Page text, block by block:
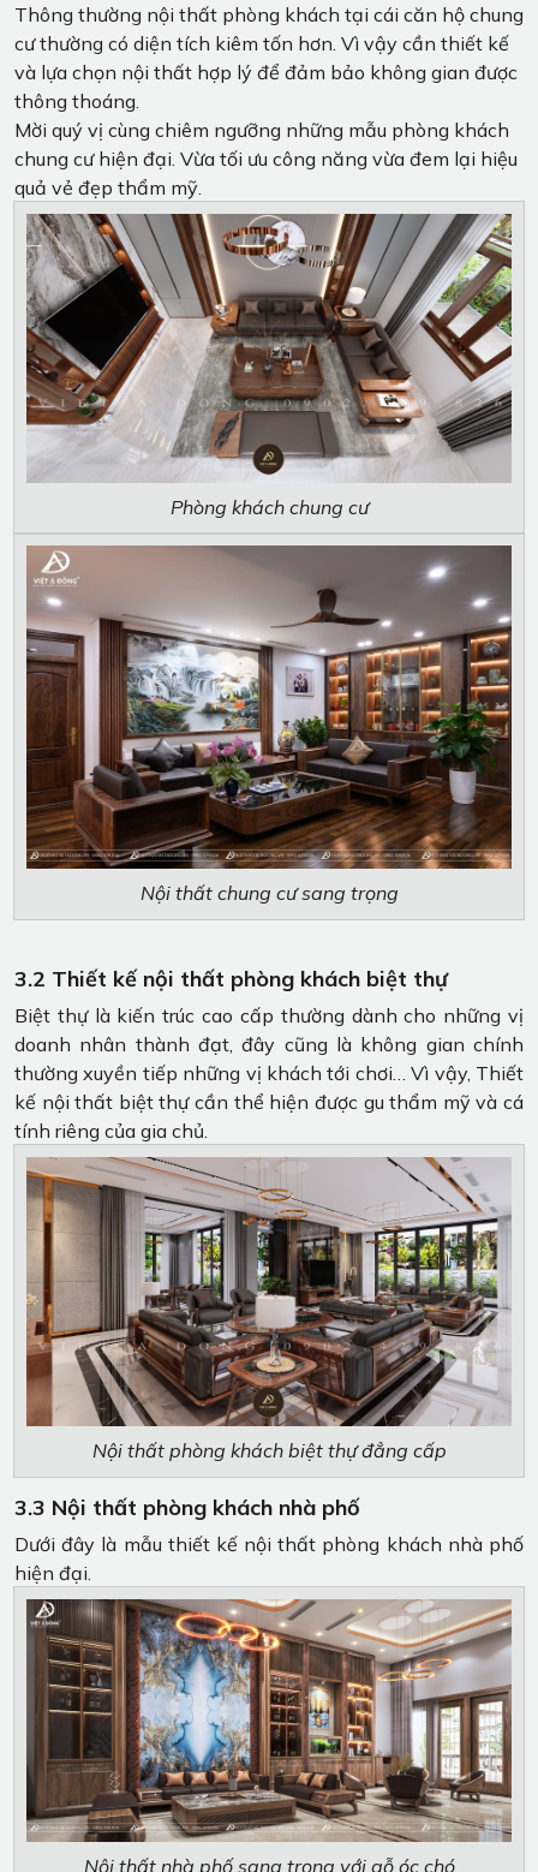
Thông thường nội thất phòng khách tại cái căn hộ chung
cư thường có diện tích kiêm tốn hơn. Vì vậy cần thiết kế
và lựa chọn nội thất hợp lý để đảm bảo không gian được
thông thoáng.
Mời quý vị cùng chiêm ngưỡng những mẫu phòng khách
chung cư hiện đại. Vừa tối ưu công năng vừa đem lại hiệu
quả vẻ đẹp thẩm mỹ.
Phòng khách chung cư
Nội thất chung cư sang trọng
3.2 Thiết kế nội thất phòng khách biệt thự
Biệt thự là kiến trúc cao cấp thường dành cho những vị
doanh nhân thành đạt, đây cũng là không gian chính
thường xuyền tiếp những vị khách tới chơi… Vì vậy, Thiết
kế nội thất biệt thự cần thể hiện được gu thẩm mỹ và cá
tính riêng của gia chủ.
Nội thất phòng khách biệt thự đẳng cấp
3.3 Nội thất phòng khách nhà phố
Dưới đây là mẫu thiết kế nội thất phòng khách nhà phố
hiện đại.
Nội thất nhà phố sang trọng với gỗ óc chó